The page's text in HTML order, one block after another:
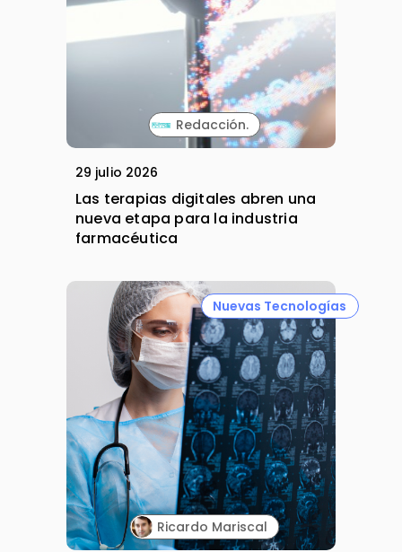
Redacción.
29 julio 2026
Las terapias digitales abren una
nueva etapa para la industria
farmacéutica
Nuevas Tecnologías
Ricardo Mariscal